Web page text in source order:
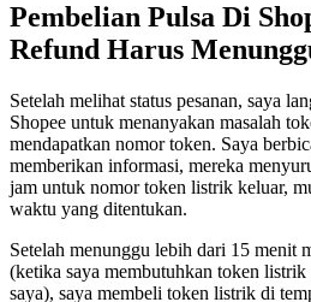
Pembelian Pulsa Di
Refund Harus
Setelah melihat status pesanan, saya
Shopee untuk menanyakan masalah
mendapatkan nomor token. Saya
memberikan informasi, mereka
jam untuk nomor token listrik keluar,
waktu yang ditentukan.
Setelah menunggu lebih dari 15 menit
(ketika saya membutuhkan token
saya), saya membeli token listrik di